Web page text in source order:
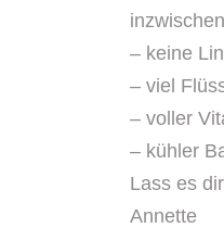
– keine
– viel
– voller
– kühler
Lass es
Annette